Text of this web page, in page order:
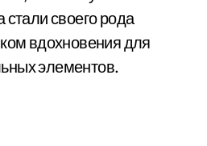
стали своего рода
вдохновения для
элементов.